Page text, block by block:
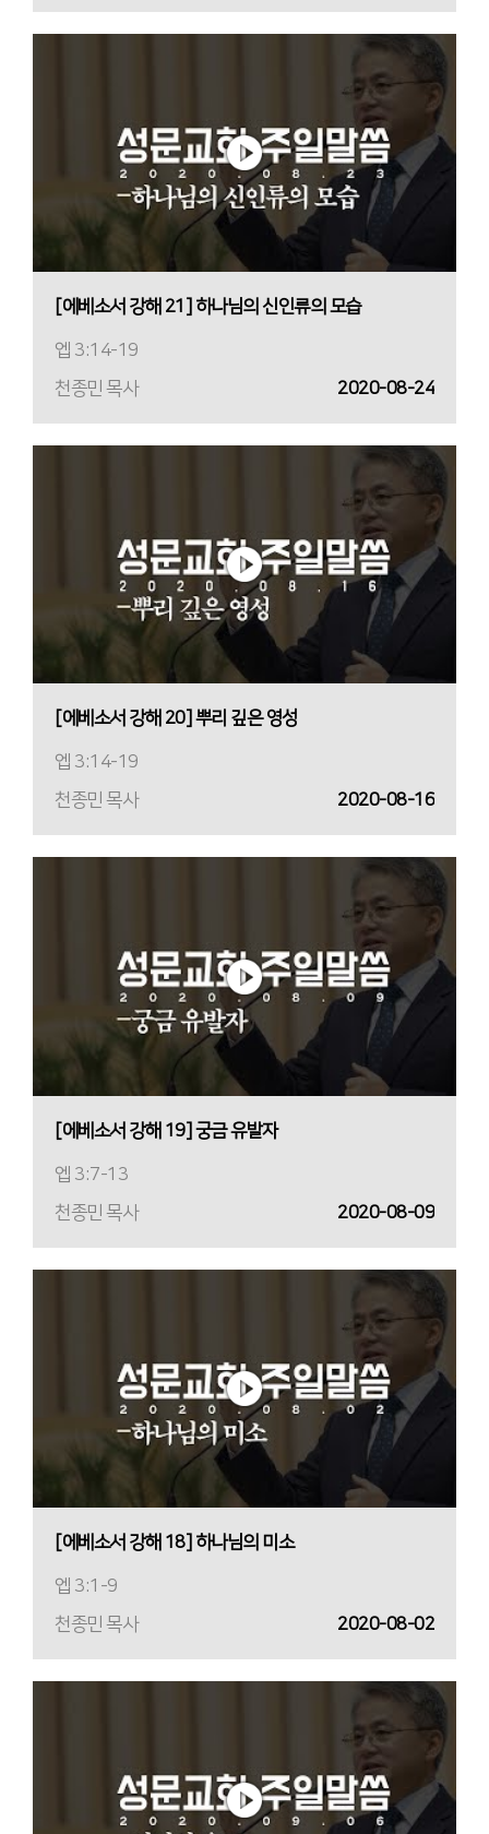
[에베소서 강해 21] 하나님의 신인류의 모습
엡 3:14-19
천종민 목사
2020-08-24
[에베소서 강해 20] 뿌리 깊은 영성
엡 3:14-19
천종민 목사
2020-08-16
[에베소서 강해 19] 궁금 유발자
엡 3:7-13
천종민 목사
2020-08-09
[에베소서 강해 18] 하나님의 미소
엡 3:1-9
천종민 목사
2020-08-02